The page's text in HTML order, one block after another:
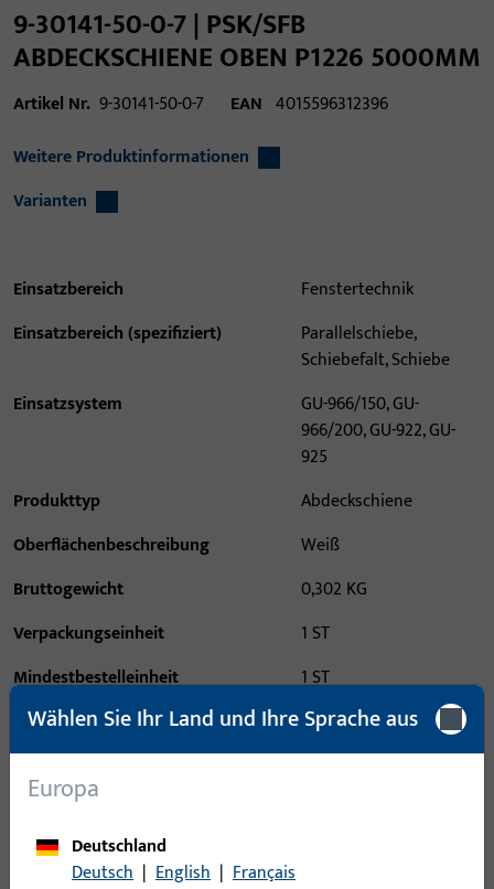
9-30141-50-0-7 | PSK/SFB
ABDECKSCHIENE OBEN P1226 5000MM
Artikel Nr. 9-30141-50-0-7 EAN 4015596312396
Weitere Produktinformationen
Varianten
Einsatzbereich
Fenstertechnik
Einsatzbereich (spezifiziert)
Parallelschiebe,
Schiebefalt, Schiebe
Einsatzsystem
GU-966/150, GU-
966/200, GU-922, GU-
925
Produkttyp
Abdeckschiene
Oberflächenbeschreibung
Weiß
Bruttogewicht
0,302 KG
Verpackungseinheit
1 ST
Mindestbestelleinheit
1 ST
Anmeldung
Bitte melden Sie sich mit Ihren Kundendaten an um eine
Preisinformation zu erhalten oder Artikel zu bestellen
Wählen Sie Ihr Land und Ihre Sprache aus
Europa
Deutschland
Deutsch | English | Français